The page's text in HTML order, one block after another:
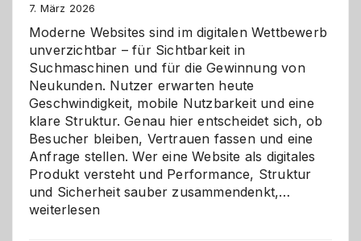
7. März 2026
Moderne Websites sind im digitalen Wettbewerb
unverzichtbar – für Sichtbarkeit in
Suchmaschinen und für die Gewinnung von
Neukunden. Nutzer erwarten heute
Geschwindigkeit, mobile Nutzbarkeit und eine
klare Struktur. Genau hier entscheidet sich, ob
Besucher bleiben, Vertrauen fassen und eine
Anfrage stellen. Wer eine Website als digitales
Produkt versteht und Performance, Struktur
und Sicherheit sauber zusammendenkt,…
weiterlesen